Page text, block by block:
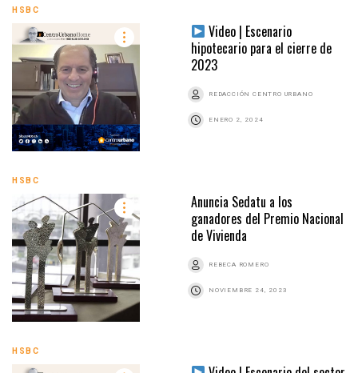
HSBC
Video | Escenario
hipotecario para el cierre de
2023
REDACCIÓN CENTRO URBANO
ENERO 2, 2024
HSBC
Anuncia Sedatu a los
ganadores del Premio Nacional
de Vivienda
REBECA ROMERO
NOVIEMBRE 24, 2023
HSBC